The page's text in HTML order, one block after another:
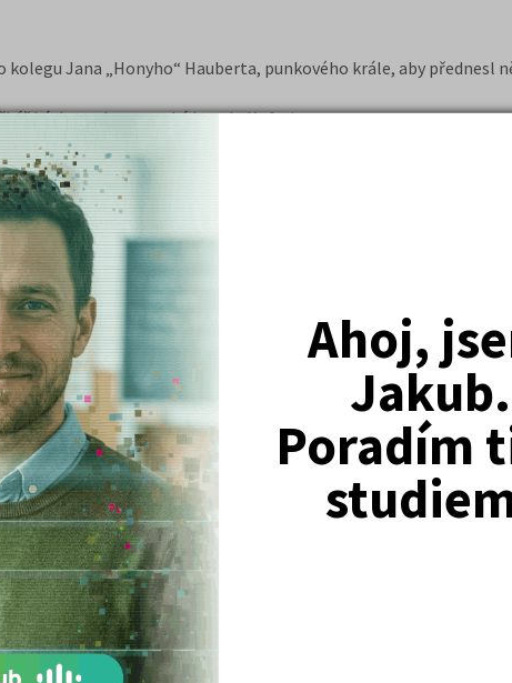
Ahoj,
Jakub.
Poradím
Jana „Honyho“ Hauberta, punkového krále, aby přednesl
Láska, nebo opavská kapela Kofe-in.
užitečným a uděláme co umíme nejlépe – pobavíme lidi!“ uvedla
Nejžádanější kurzy
Právnické fakulty
Psychologie
Lékařské fakulty, farmacie
Společenské a human. vědy